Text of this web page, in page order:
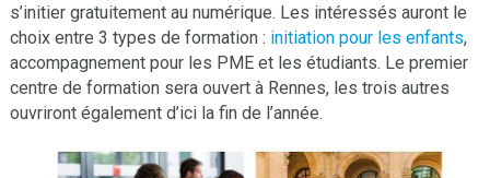
s’initier gratuitement au numérique. Les intéressés auront le
choix entre 3 types de formation : initiation pour les enfants,
accompagnement pour les PME et les étudiants. Le premier
centre de formation sera ouvert à Rennes, les trois autres
ouvriront également d’ici la fin de l’année.